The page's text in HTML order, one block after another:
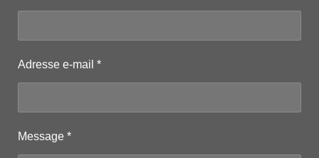
Adresse e-mail *
Message *